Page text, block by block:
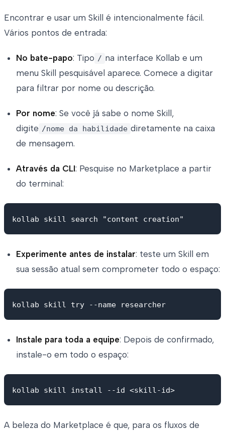
Encontrar e usar um Skill é intencionalmente fácil.
Vários pontos de entrada:
No bate-papo: Tipo / na interface Kollab e um
menu Skill pesquisável aparece. Comece a digitar
para filtrar por nome ou descrição.
Por nome: Se você já sabe o nome Skill,
digite /nome da habilidade diretamente na caixa
de mensagem.
Através da CLI: Pesquise no Marketplace a partir
do terminal:
Experimente antes de instalar: teste um Skill em
sua sessão atual sem comprometer todo o espaço:
Instale para toda a equipe: Depois de confirmado,
instale-o em todo o espaço:
A beleza do Marketplace é que, para os fluxos de